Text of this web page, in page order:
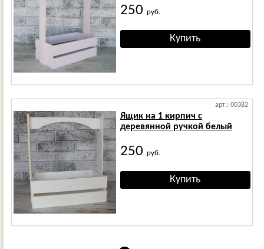
250 руб.
арт.: 00382
Ящик на 1 кирпич с
деревянной ручкой белый
250 руб.